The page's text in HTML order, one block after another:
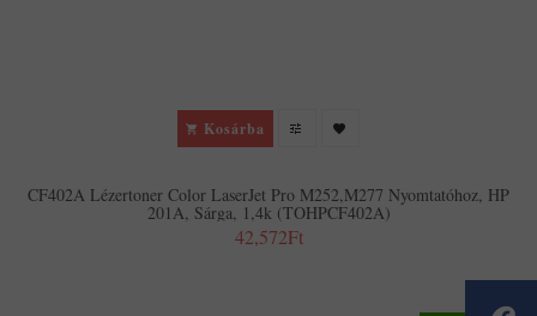
Kosárba
CF402A Lézertoner Color LaserJet Pro M252,M277 Nyomtatóhoz, HP
201A, Sárga, 1,4k (TOHPCF402A)
42,572Ft